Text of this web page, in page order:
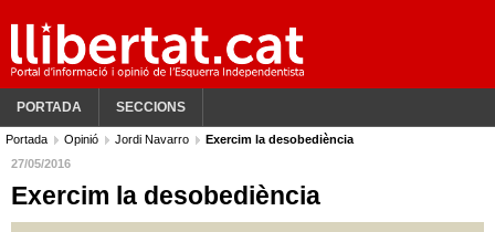
PORTADA SECCIONS
Portada Opinió Jordi Navarro
Exercim la desobediència
27/05/2016
Exercim la desobediència